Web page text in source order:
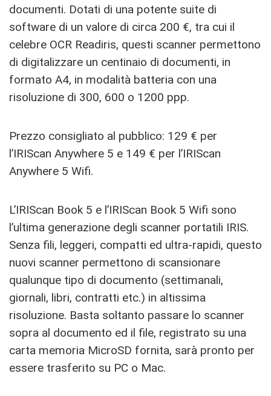
documenti. Dotati di una potente suite di
software di un valore di circa 200 €, tra cui il
celebre OCR Readiris, questi scanner permettono
di digitalizzare un centinaio di documenti, in
formato A4, in modalità batteria con una
risoluzione di 300, 600 o 1200 ppp.
Prezzo consigliato al pubblico: 129 € per
l’IRIScan Anywhere 5 e 149 € per l’IRIScan
Anywhere 5 Wifi.
L’IRIScan Book 5 e l’IRIScan Book 5 Wifi sono
l’ultima generazione degli scanner portatili IRIS.
Senza fili, leggeri, compatti ed ultra-rapidi, questo
nuovi scanner permettono di scansionare
qualunque tipo di documento (settimanali,
giornali, libri, contratti etc.) in altissima
risoluzione. Basta soltanto passare lo scanner
sopra al documento ed il file, registrato su una
carta memoria MicroSD fornita, sarà pronto per
essere trasferito su PC o Mac.